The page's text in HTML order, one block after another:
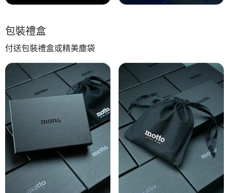
包裝禮盒
付送包裝禮盒或精美塵袋